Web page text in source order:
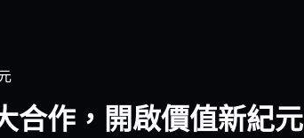
合作，開啟價值新紀元